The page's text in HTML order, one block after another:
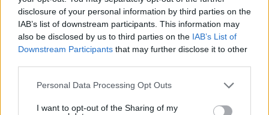
disclosure of your personal information by third parties on the
IAB’s list of downstream participants. This information may
also be disclosed by us to third parties on the IAB’s List of
Downstream Participants that may further disclose it to other
Please note that this website/app uses one or more Google
not limited to your visit or usage behaviour. You may click to
Personal Data Processing Opt Outs
I want to opt-out of the Sharing of my
Δύο θάνατοι λουομένων το Σάββατο σε Λέσβο και
Σιθωνία
09.08.2026, 00:14
Γερμανία: Μη επανδρωμένα αεροσκάφη εθεάθησαν